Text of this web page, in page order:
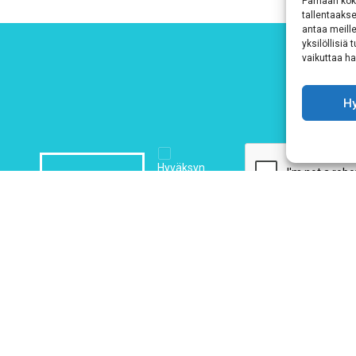
antaa
yksilöllisiä
vaikuttaa
Hyväksyn